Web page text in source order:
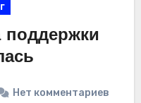
поддержки
Нет комментариев